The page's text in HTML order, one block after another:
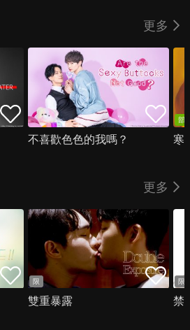
更多
不喜歡色色的我嗎？
部
寒
更多
限
雙重暴露
限
禁